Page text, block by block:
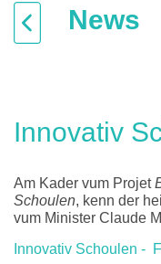
News
Innovativ
Am Kader vum Projet
Schoulen, kenn der
vum Minister Claude
Innovativ Schoulen -